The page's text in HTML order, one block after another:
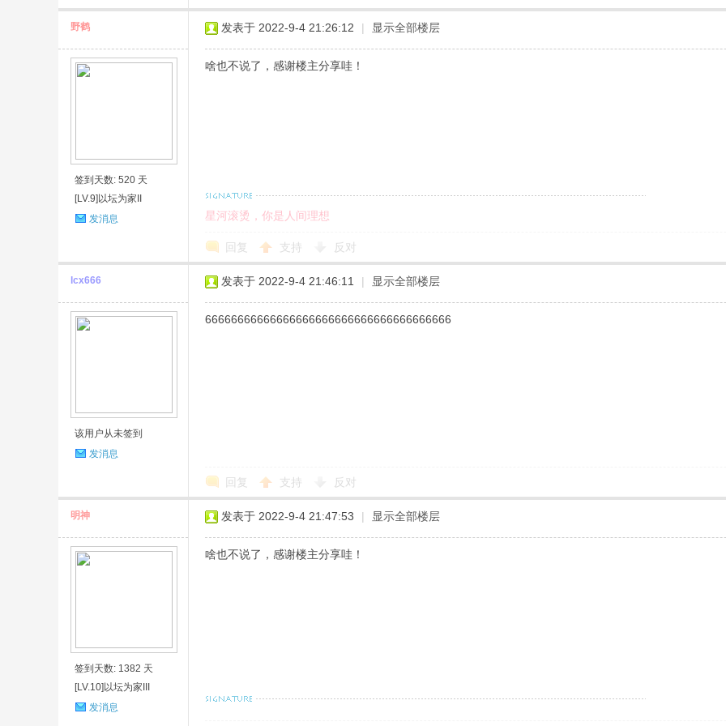
野鹤
签到天数: 520 天
[LV.9]以坛为家II
发消息
发表于 2022-9-4 21:26:12 | 显示全部楼层
啥也不说了，感谢楼主分享哇！
星河滚烫，你是人间理想
回复 支持 反对
lcx666
该用户从未签到
发消息
发表于 2022-9-4 21:46:11 | 显示全部楼层
66666666666666666666666666666666666666
回复 支持 反对
明神
签到天数: 1382 天
[LV.10]以坛为家III
发消息
发表于 2022-9-4 21:47:53 | 显示全部楼层
啥也不说了，感谢楼主分享哇！